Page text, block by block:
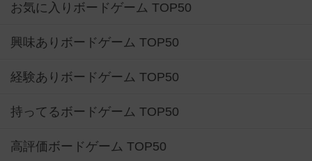
お気に入りボードゲーム TOP50
興味ありボードゲーム TOP50
経験ありボードゲーム TOP50
持ってるボードゲーム TOP50
高評価ボードゲーム TOP50